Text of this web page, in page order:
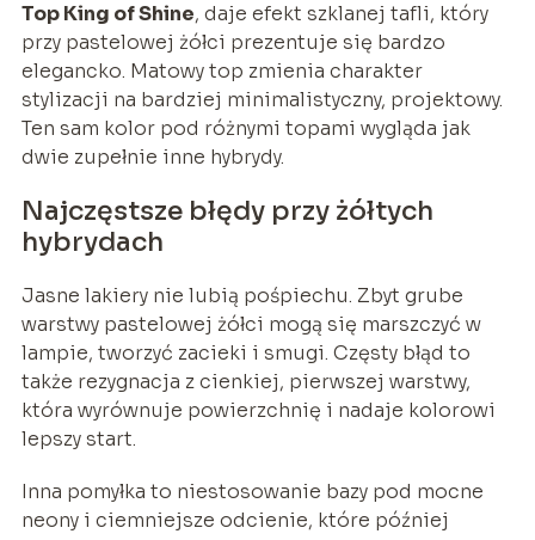
Top King of Shine, daje efekt szklanej tafli, który
przy pastelowej żółci prezentuje się bardzo
elegancko. Matowy top zmienia charakter
stylizacji na bardziej minimalistyczny, projektowy.
Ten sam kolor pod różnymi topami wygląda jak
dwie zupełnie inne hybrydy.
Najczęstsze błędy przy żółtych
hybrydach
Jasne lakiery nie lubią pośpiechu. Zbyt grube
warstwy pastelowej żółci mogą się marszczyć w
lampie, tworzyć zacieki i smugi. Częsty błąd to
także rezygnacja z cienkiej, pierwszej warstwy,
która wyrównuje powierzchnię i nadaje kolorowi
lepszy start.
Inna pomyłka to niestosowanie bazy pod mocne
neony i ciemniejsze odcienie, które później